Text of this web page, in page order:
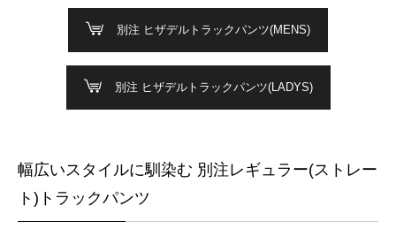
別注 ヒザデルトラックパンツ(MENS)
別注 ヒザデルトラックパンツ(LADYS)
幅広いスタイルに馴染む 別注レギュラー(ストレー
ト)トラックパンツ